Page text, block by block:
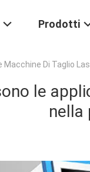
Prodotti
Macchine Di Taglio
le
nella